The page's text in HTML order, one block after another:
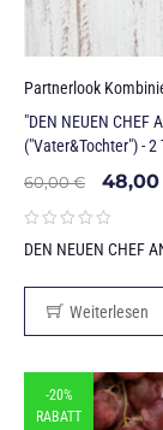
Partnerlook
"DEN NEUEN CHEF
("Vater&Tochter") - 2
60,00€ 48,00
DEN NEUEN CHEF
Weiterlesen
-20%
RABATT